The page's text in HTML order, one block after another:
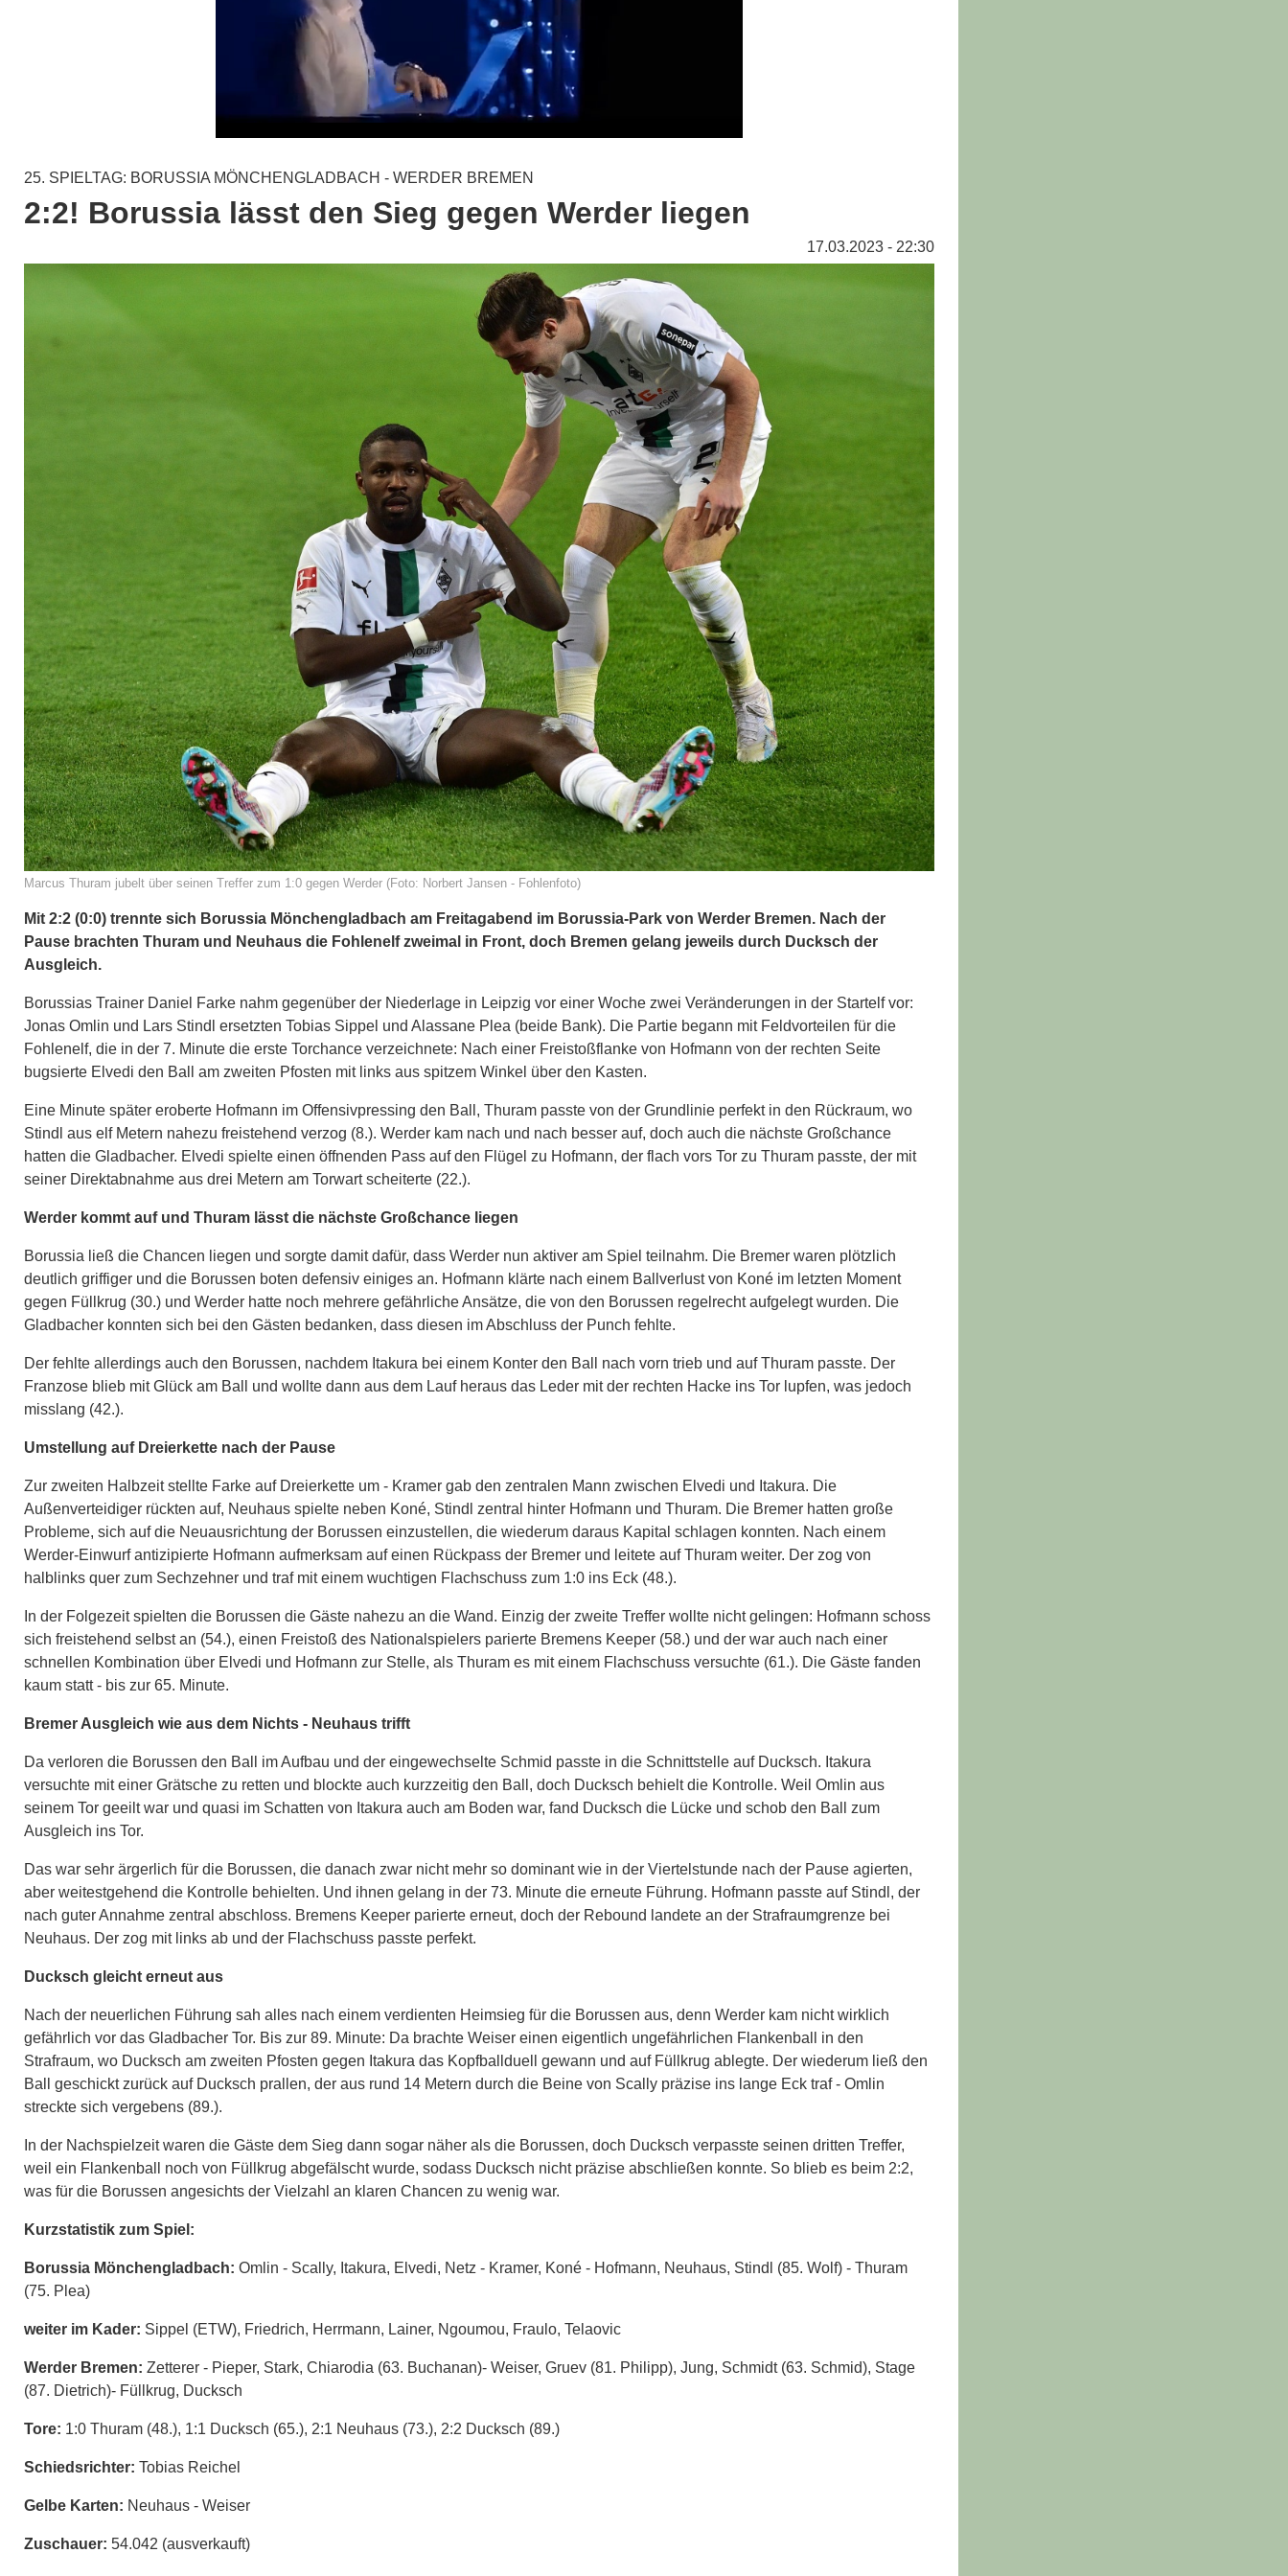
25. SPIELTAG: BORUSSIA MÖNCHENGLADBACH - WERDER BREMEN
2:2! Borussia lässt den Sieg gegen Werder liegen
17.03.2023 - 22:30
Marcus Thuram jubelt über seinen Treffer zum 1:0 gegen Werder (Foto: Norbert Jansen - Fohlenfoto)
Mit 2:2 (0:0) trennte sich Borussia Mönchengladbach am Freitagabend im Borussia-Park von Werder Bremen. Nach der
Pause brachten Thuram und Neuhaus die Fohlenelf zweimal in Front, doch Bremen gelang jeweils durch Ducksch der
Ausgleich.
Borussias Trainer Daniel Farke nahm gegenüber der Niederlage in Leipzig vor einer Woche zwei Veränderungen in der Startelf vor:
Jonas Omlin und Lars Stindl ersetzten Tobias Sippel und Alassane Plea (beide Bank). Die Partie begann mit Feldvorteilen für die
Fohlenelf, die in der 7. Minute die erste Torchance verzeichnete: Nach einer Freistoßflanke von Hofmann von der rechten Seite
bugsierte Elvedi den Ball am zweiten Pfosten mit links aus spitzem Winkel über den Kasten.
Eine Minute später eroberte Hofmann im Offensivpressing den Ball, Thuram passte von der Grundlinie perfekt in den Rückraum, wo
Stindl aus elf Metern nahezu freistehend verzog (8.). Werder kam nach und nach besser auf, doch auch die nächste Großchance
hatten die Gladbacher. Elvedi spielte einen öffnenden Pass auf den Flügel zu Hofmann, der flach vors Tor zu Thuram passte, der mit
seiner Direktabnahme aus drei Metern am Torwart scheiterte (22.).
Werder kommt auf und Thuram lässt die nächste Großchance liegen
Borussia ließ die Chancen liegen und sorgte damit dafür, dass Werder nun aktiver am Spiel teilnahm. Die Bremer waren plötzlich
deutlich griffiger und die Borussen boten defensiv einiges an. Hofmann klärte nach einem Ballverlust von Koné im letzten Moment
gegen Füllkrug (30.) und Werder hatte noch mehrere gefährliche Ansätze, die von den Borussen regelrecht aufgelegt wurden. Die
Gladbacher konnten sich bei den Gästen bedanken, dass diesen im Abschluss der Punch fehlte.
Der fehlte allerdings auch den Borussen, nachdem Itakura bei einem Konter den Ball nach vorn trieb und auf Thuram passte. Der
Franzose blieb mit Glück am Ball und wollte dann aus dem Lauf heraus das Leder mit der rechten Hacke ins Tor lupfen, was jedoch
misslang (42.).
Umstellung auf Dreierkette nach der Pause
Zur zweiten Halbzeit stellte Farke auf Dreierkette um - Kramer gab den zentralen Mann zwischen Elvedi und Itakura. Die
Außenverteidiger rückten auf, Neuhaus spielte neben Koné, Stindl zentral hinter Hofmann und Thuram. Die Bremer hatten große
Probleme, sich auf die Neuausrichtung der Borussen einzustellen, die wiederum daraus Kapital schlagen konnten. Nach einem
Werder-Einwurf antizipierte Hofmann aufmerksam auf einen Rückpass der Bremer und leitete auf Thuram weiter. Der zog von
halblinks quer zum Sechzehner und traf mit einem wuchtigen Flachschuss zum 1:0 ins Eck (48.).
In der Folgezeit spielten die Borussen die Gäste nahezu an die Wand. Einzig der zweite Treffer wollte nicht gelingen: Hofmann schoss
sich freistehend selbst an (54.), einen Freistoß des Nationalspielers parierte Bremens Keeper (58.) und der war auch nach einer
schnellen Kombination über Elvedi und Hofmann zur Stelle, als Thuram es mit einem Flachschuss versuchte (61.). Die Gäste fanden
kaum statt - bis zur 65. Minute.
Bremer Ausgleich wie aus dem Nichts - Neuhaus trifft
Da verloren die Borussen den Ball im Aufbau und der eingewechselte Schmid passte in die Schnittstelle auf Ducksch. Itakura
versuchte mit einer Grätsche zu retten und blockte auch kurzzeitig den Ball, doch Ducksch behielt die Kontrolle. Weil Omlin aus
seinem Tor geeilt war und quasi im Schatten von Itakura auch am Boden war, fand Ducksch die Lücke und schob den Ball zum
Ausgleich ins Tor.
Das war sehr ärgerlich für die Borussen, die danach zwar nicht mehr so dominant wie in der Viertelstunde nach der Pause agierten,
aber weitestgehend die Kontrolle behielten. Und ihnen gelang in der 73. Minute die erneute Führung. Hofmann passte auf Stindl, der
nach guter Annahme zentral abschloss. Bremens Keeper parierte erneut, doch der Rebound landete an der Strafraumgrenze bei
Neuhaus. Der zog mit links ab und der Flachschuss passte perfekt.
Ducksch gleicht erneut aus
Nach der neuerlichen Führung sah alles nach einem verdienten Heimsieg für die Borussen aus, denn Werder kam nicht wirklich
gefährlich vor das Gladbacher Tor. Bis zur 89. Minute: Da brachte Weiser einen eigentlich ungefährlichen Flankenball in den
Strafraum, wo Ducksch am zweiten Pfosten gegen Itakura das Kopfballduell gewann und auf Füllkrug ablegte. Der wiederum ließ den
Ball geschickt zurück auf Ducksch prallen, der aus rund 14 Metern durch die Beine von Scally präzise ins lange Eck traf - Omlin
streckte sich vergebens (89.).
In der Nachspielzeit waren die Gäste dem Sieg dann sogar näher als die Borussen, doch Ducksch verpasste seinen dritten Treffer,
weil ein Flankenball noch von Füllkrug abgefälscht wurde, sodass Ducksch nicht präzise abschließen konnte. So blieb es beim 2:2,
was für die Borussen angesichts der Vielzahl an klaren Chancen zu wenig war.
Kurzstatistik zum Spiel:
Borussia Mönchengladbach: Omlin - Scally, Itakura, Elvedi, Netz - Kramer, Koné - Hofmann, Neuhaus, Stindl (85. Wolf) - Thuram
(75. Plea)
weiter im Kader: Sippel (ETW), Friedrich, Herrmann, Lainer, Ngoumou, Fraulo, Telaovic
Werder Bremen: Zetterer - Pieper, Stark, Chiarodia (63. Buchanan)- Weiser, Gruev (81. Philipp), Jung, Schmidt (63. Schmid), Stage
(87. Dietrich)- Füllkrug, Ducksch
Tore: 1:0 Thuram (48.), 1:1 Ducksch (65.), 2:1 Neuhaus (73.), 2:2 Ducksch (89.)
Schiedsrichter: Tobias Reichel
Gelbe Karten: Neuhaus - Weiser
Zuschauer: 54.042 (ausverkauft)